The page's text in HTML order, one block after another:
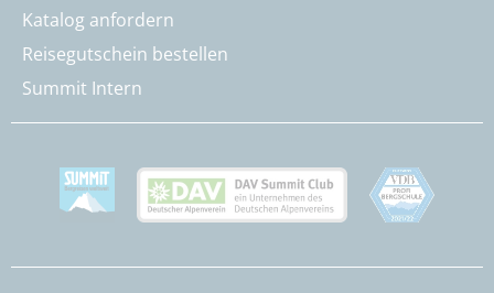
Katalog anfordern
Reisegutschein bestellen
Summit Intern